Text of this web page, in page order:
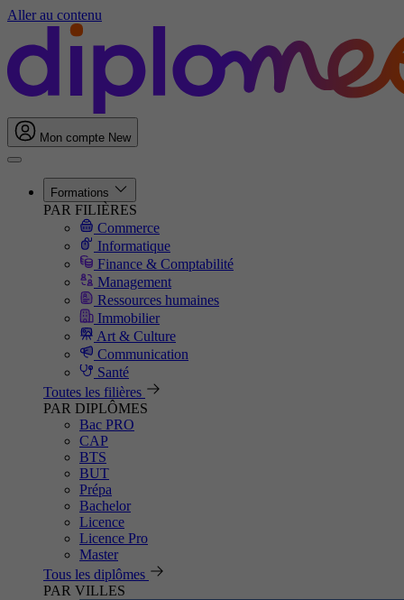
Aller au contenu
Mon compte New
Formations
PAR FILIÈRES
Commerce
Informatique
Finance & Comptabilité
Management
Ressources humaines
Immobilier
Art & Culture
Communication
Santé
Toutes les filières
PAR DIPLÔMES
Bac PRO
CAP
BTS
BUT
Prépa
Bachelor
Licence
Licence Pro
Master
Tous les diplômes
PAR VILLES